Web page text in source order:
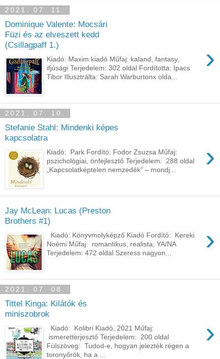
2021. 07. 11.
Dominique Valente: Mocsári ​
Füzi és az elveszett kedd
(Csillagpaff 1.)
›
Kiadó: Maxim kiadó Műfaj: kaland, fantasy,
ifjúsági Terjedelem: 302 oldal Fordította: Ipacs
Tibor Illusztrálta: Sarah Warburtonx olda...
2021. 07. 10.
Stefanie Stahl: Mindenki képes
kapcsolatra
›
Kiadó: Park Fordító: Fodor Zsuzsa Műfaj:
pszichológiai, önfejlesztő Terjedelem: 288 oldal
„Kapcsolatképtelen nemzedék” – mondj...
Jay McLean: Lucas (Preston
Brothers #1)
›
Kiadó: Könyvmolyképző Kiadó Fordító: Kereki
Noémi Műfaj: romantikus, realista, YA/NA
Terjedelem: 472 oldal Szeress nagyon...
2021. 07. 08.
Tittel Kinga: Kilátók ​és
miniszobrok
›
Kiadó: Kolibri Kiadó, 2021 Műfaj:
ismeretterjesztő Terjedelem: 200 oldal
Fülszöveg: Tudod-e, hogyan jelezték régen a
toronyőrök, ha a ...